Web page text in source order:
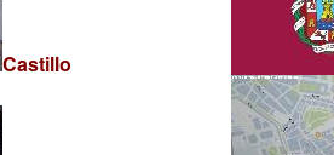
Castillo